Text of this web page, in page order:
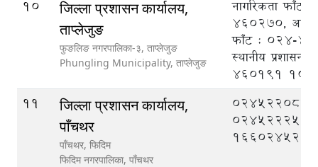
10
जिल्ला प्रशासन कार्यालय,
ताप्लेजुङ
फुङलिङ नगरपालिका-३, ताप्लेजुङ
Phungling Municipality, ताप्लेजुङ
नागरिकता फाँट
460270,
फाँट : 024-
स्थानीय
460191 100
11
जिल्ला प्रशासन कार्यालय,
पाँचथर
पाँचथर, फिदिम
फिदिम नगरपालिका, पाँचथर
०२४५२२०८८,
०२४५२२२५०